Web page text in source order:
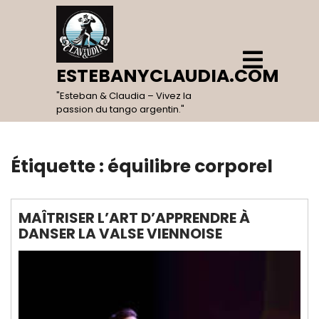
ESTEBANYCLAUDIA.COM
"Esteban & Claudia – Vivez la
passion du tango argentin."
Open
Menu
Étiquette : équilibre corporel
MAÎTRISER L’ART D’APPRENDRE À
DANSER LA VALSE VIENNOISE